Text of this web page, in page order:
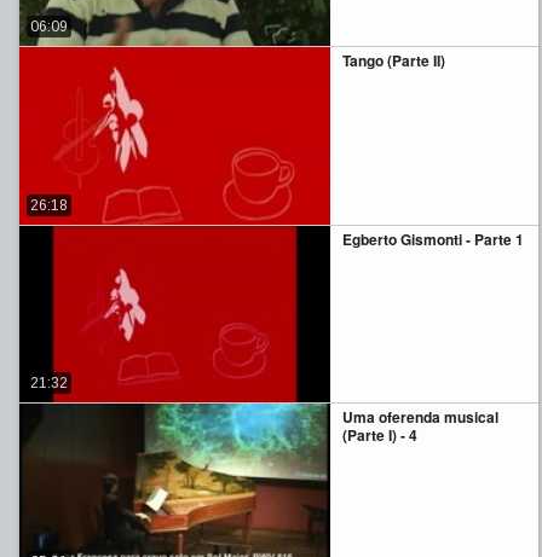
06:09
Tango (Parte II)
26:18
Egberto Gismonti - Parte 1
21:32
Uma oferenda musical
(Parte I) - 4